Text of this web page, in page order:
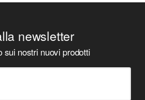
newsletter
sui nostri nuovi prodotti